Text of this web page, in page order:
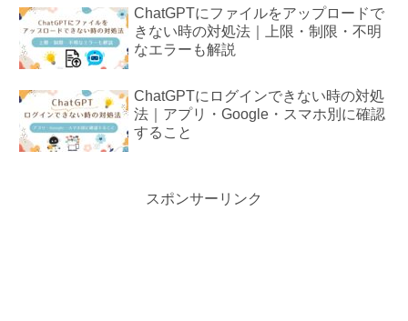
ChatGPTにファイルをアップロードで
きない時の対処法｜上限・制限・不明
なエラーも解説
ChatGPTにログインできない時の対処
法｜アプリ・Google・スマホ別に確認
すること
スポンサーリンク